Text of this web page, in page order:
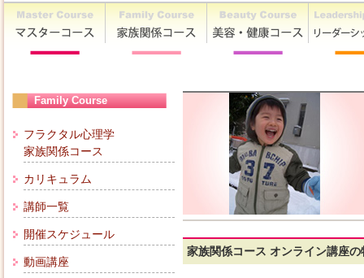
Family Course
フラクタル心理学
家族関係コース
カリキュラム
講師一覧
開催スケジュール
動画講座
家族関係コース オンライン講座の